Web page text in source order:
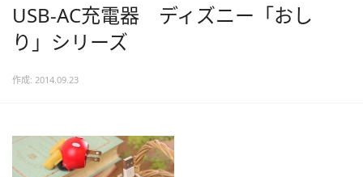
USB-AC充電器 ディズニー「おし
り」シリーズ
作成: 2014.09.23